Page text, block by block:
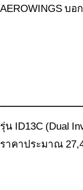
AEROWINGS บอ
รุ่น ID13C (Dual
ราคาประมาณ